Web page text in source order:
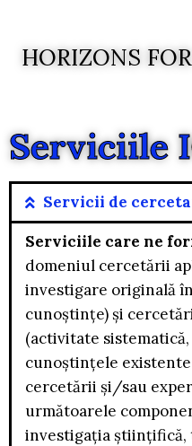
HORIZONS
Serviciile
Servicii de
Serviciile care ne
domeniul cercetării
investigare originală
cunoștințe) și
(activitate
cunoștințele
cercetării și/sau
următoarele
investigația